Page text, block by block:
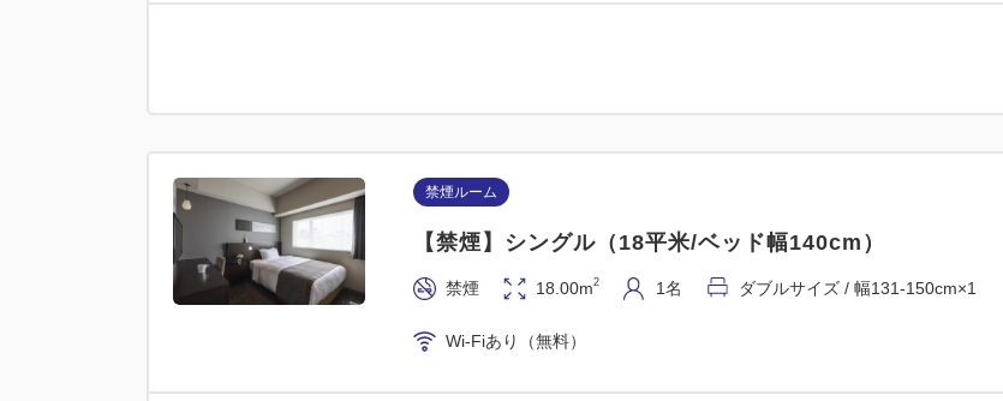
禁煙ルーム
【禁煙】シングル（18平米/ベッド幅140cm）
禁煙 18.00m2 1名 ダブルサイズ / 幅131-150cm×1
Wi-Fiあり（無料）